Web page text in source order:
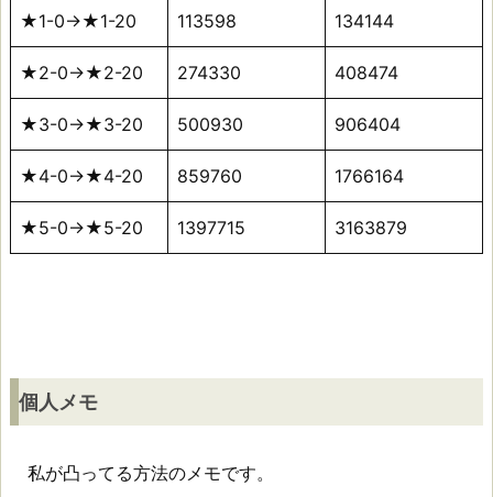
★1-0→★1-20 113598 134144
★2-0→★2-20 274330 408474
★3-0→★3-20 500930 906404
★4-0→★4-20 859760 1766164
★5-0→★5-20 1397715 3163879
個人メモ
私が凸ってる方法のメモです。